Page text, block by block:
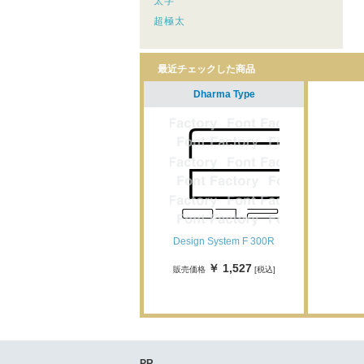
超極太
最近チェックした商品
Dharma Type
Design System F 300R
販売価格 ￥ 1,527 [税込]